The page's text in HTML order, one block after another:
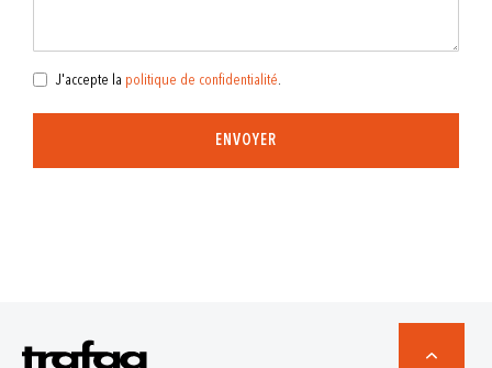
J'accepte la politique de confidentialité.
ENVOYER